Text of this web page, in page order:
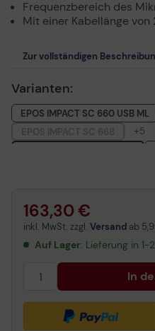
Frequenzbereich des
Mit einer Kabellänge
Zur vollständigen
Varianten:
EPOS IMPACT SC 660 USB ML
+5
163,30 €
inkl. MwSt. zzgl. Versand ab
Auf Lager: Lieferung in 1-
In